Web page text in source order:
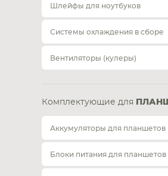
Шлейфы для ноутбуков
Системы охлаждения в сборе
Вентиляторы (кулеры)
Комплектующие для
Аккумуляторы для планшетов
Блоки питания для планшетов